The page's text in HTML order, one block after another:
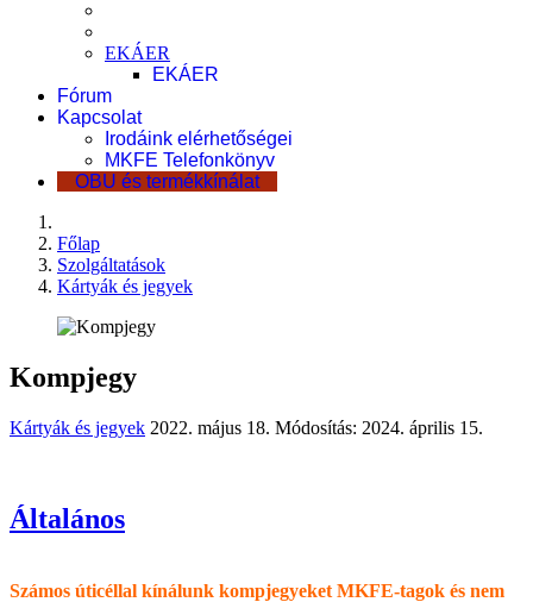
EKÁER
EKÁER
Fórum
Kapcsolat
Irodáink elérhetőségei
MKFE Telefonkönyv
OBU és termékkínálat
Főlap
Szolgáltatások
Kártyák és jegyek
Kompjegy
Kártyák és jegyek 2022. május 18. Módosítás: 2024. április 15.
Általános
Számos úticéllal kínálunk kompjegyeket MKFE-tagok és nem